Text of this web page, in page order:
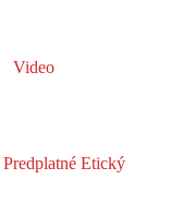
Video
Predplatné Etický